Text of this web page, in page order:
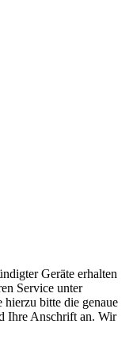
Geräte erhalten
Service unter
hierzu bitte die genaue
Ihre Anschrift an. Wir